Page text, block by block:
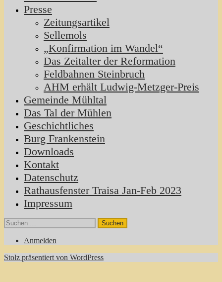
Presse
Zeitungsartikel
Sellemols
„Konfirmation im Wandel“
Das Zeitalter der Reformation
Feldbahnen Steinbruch
AHM erhält Ludwig-Metzger-Preis
Gemeinde Mühltal
Das Tal der Mühlen
Geschichtliches
Burg Frankenstein
Downloads
Kontakt
Datenschutz
Rathausfenster Traisa Jan-Feb 2023
Impressum
Suchen
nach:
Anmelden
Stolz präsentiert von WordPress